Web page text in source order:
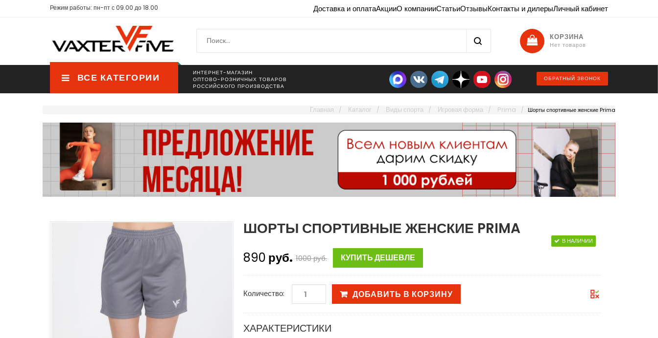
Режим работы: пн-пт с 09.00 до 18.00 Доставка и оплатаАкцииО компанииСтатьиОтзывыКонтакты и дилерыЛичный кабинет
КОРЗИНА
Нет товаров
ВСЕ КАТЕГОРИИ
ИНТЕРНЕТ-МАГАЗИН
ОПТОВО-РОЗНИЧНЫХ ТОВАРОВ
РОССИЙСКОГО ПРОИЗВОДСТВА
ОБРАТНЫЙ ЗВОНОК
Главная Каталог Виды спорта Игровая форма Prima Шорты спортивные женские Prima
ШОРТЫ СПОРТИВНЫЕ ЖЕНСКИЕ PRIMA
890 руб. 1000руб. КУПИТЬ ДЕШЕВЛЕ
В НАЛИЧИИ
Количество: ДОБАВИТЬ В КОРЗИНУ
ХАРАКТЕРИСТИКИ